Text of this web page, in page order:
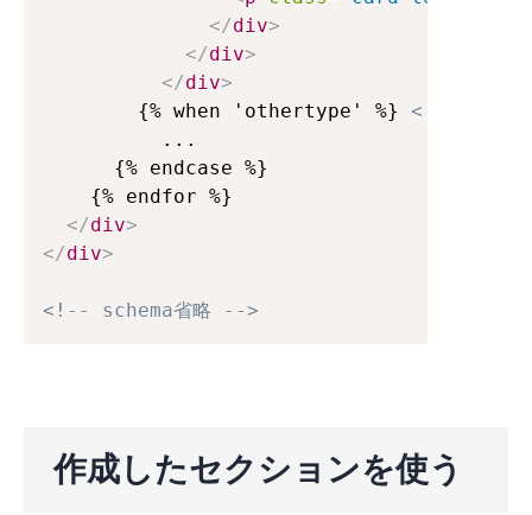
</div>
</div>
</div>
        {% when 'othertype' %}
<!-- 他にブ
          ...
      {% endcase %}
    {% endfor %}
</div>
</div>
<!-- schema省略 -->
作成したセクションを使う